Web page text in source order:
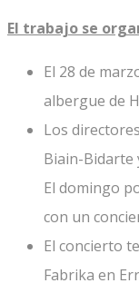
El trabajo se
El 28 de
albergue de
Los
Biain-Bidarte
El domingo
con un
El concierto
Fabrika en